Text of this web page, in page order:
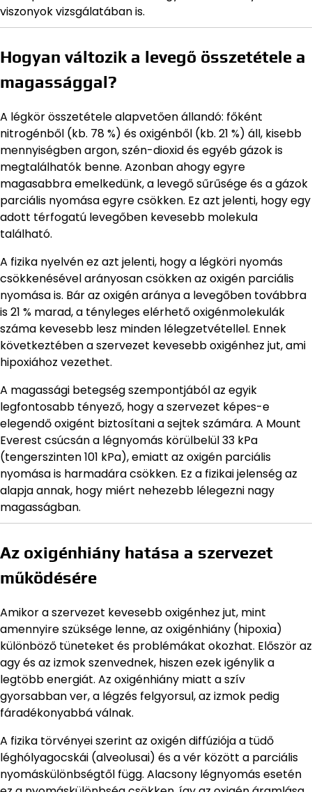
viszonyok vizsgálatában is.
Hogyan változik a levegő összetétele a
magassággal?
A légkör összetétele alapvetően állandó: főként
nitrogénből (kb. 78 %) és oxigénből (kb. 21 %) áll, kisebb
mennyiségben argon, szén-dioxid és egyéb gázok is
megtalálhatók benne. Azonban ahogy egyre
magasabbra emelkedünk, a levegő sűrűsége és a gázok
parciális nyomása egyre csökken. Ez azt jelenti, hogy egy
adott térfogatú levegőben kevesebb molekula
található.
A fizika nyelvén ez azt jelenti, hogy a légköri nyomás
csökkenésével arányosan csökken az oxigén parciális
nyomása is. Bár az oxigén aránya a levegőben továbbra
is 21 % marad, a tényleges elérhető oxigénmolekulák
száma kevesebb lesz minden lélegzetvétellel. Ennek
következtében a szervezet kevesebb oxigénhez jut, ami
hipoxiához vezethet.
A magassági betegség szempontjából az egyik
legfontosabb tényező, hogy a szervezet képes-e
elegendő oxigént biztosítani a sejtek számára. A Mount
Everest csúcsán a légnyomás körülbelül 33 kPa
(tengerszinten 101 kPa), emiatt az oxigén parciális
nyomása is harmadára csökken. Ez a fizikai jelenség az
alapja annak, hogy miért nehezebb lélegezni nagy
magasságban.
Az oxigénhiány hatása a szervezet
működésére
Amikor a szervezet kevesebb oxigénhez jut, mint
amennyire szüksége lenne, az oxigénhiány (hipoxia)
különböző tüneteket és problémákat okozhat. Először az
agy és az izmok szenvednek, hiszen ezek igénylik a
legtöbb energiát. Az oxigénhiány miatt a szív
gyorsabban ver, a légzés felgyorsul, az izmok pedig
fáradékonyabbá válnak.
A fizika törvényei szerint az oxigén diffúziója a tüdő
léghólyagocskái (alveolusai) és a vér között a parciális
nyomáskülönbségtől függ. Alacsony légnyomás esetén